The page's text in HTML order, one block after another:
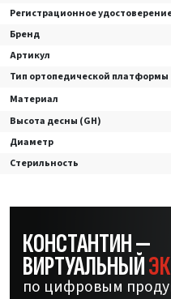
Регистрационное
Бренд
Артикул
Тип ортопедической платформы
Материал
Высота десны (GH)
Диаметр
Стерильность
КОНСТАНТИН —
ВИРТУАЛЬНЫЙ
по цифровым